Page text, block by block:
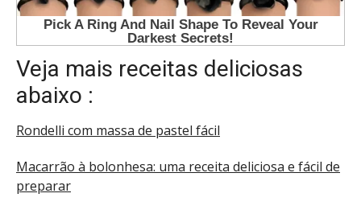
Veja mais receitas deliciosas
abaixo :
Rondelli com massa de pastel fácil
Macarrão à bolonhesa: uma receita deliciosa e fácil de
preparar